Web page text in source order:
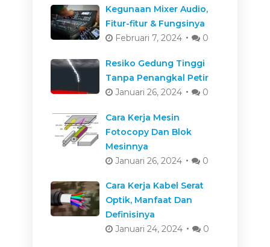
Kegunaan Mixer Audio,
Fitur-fitur & Fungsinya
Februari 7, 2024
0
Resiko Gedung Tinggi
Tanpa Penangkal Petir
Januari 26, 2024
0
Cara Kerja Mesin
Fotocopy Dan Blok
Mesinnya
Januari 26, 2024
0
Cara Kerja Kabel Serat
Optik, Manfaat Dan
Definisinya
Januari 24, 2024
0